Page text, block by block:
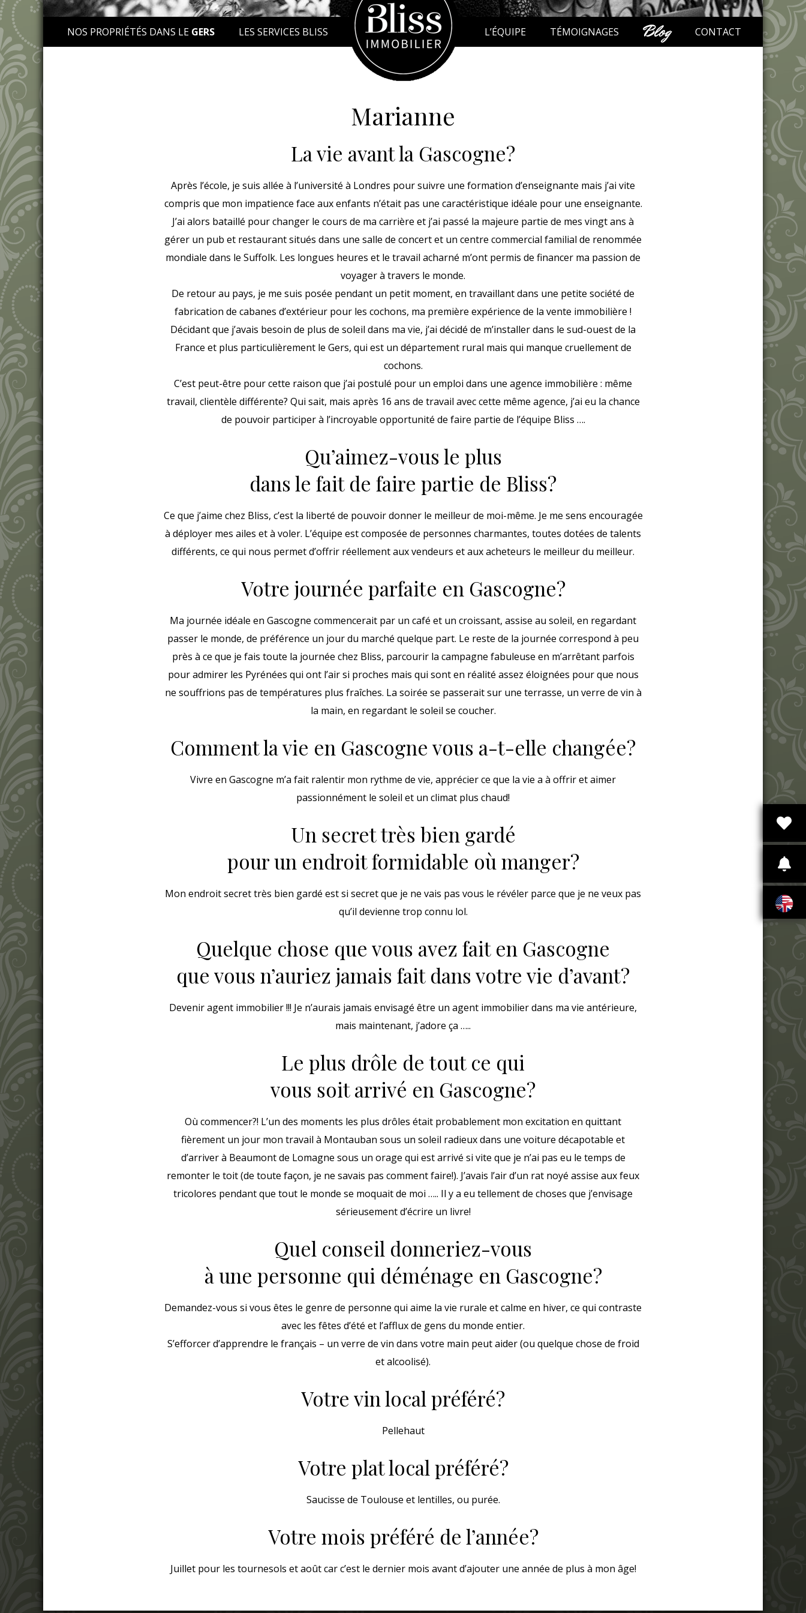
NOS PROPRIÉTÉS DANS LE GERS LES SERVICES BLISS L’ÉQUIPE TÉMOIGNAGES Blog CONTACT
Marianne
La vie avant la Gascogne?
Après l’école, je suis allée à l’université à Londres pour suivre une formation d’enseignante mais j’ai vite
compris que mon impatience face aux enfants n’était pas une caractéristique idéale pour une enseignante.
J’ai alors bataillé pour changer le cours de ma carrière et j’ai passé la majeure partie de mes vingt ans à
gérer un pub et restaurant situés dans une salle de concert et un centre commercial familial de renommée
mondiale dans le Suffolk. Les longues heures et le travail acharné m’ont permis de financer ma passion de
voyager à travers le monde.
De retour au pays, je me suis posée pendant un petit moment, en travaillant dans une petite société de
fabrication de cabanes d’extérieur pour les cochons, ma première expérience de la vente immobilière !
Décidant que j’avais besoin de plus de soleil dans ma vie, j’ai décidé de m’installer dans le sud-ouest de la
France et plus particulièrement le Gers, qui est un département rural mais qui manque cruellement de
cochons.
C’est peut-être pour cette raison que j’ai postulé pour un emploi dans une agence immobilière : même
travail, clientèle différente? Qui sait, mais après 16 ans de travail avec cette même agence, j’ai eu la chance
de pouvoir participer à l’incroyable opportunité de faire partie de l’équipe Bliss ….
Qu’aimez-vous le plus
dans le fait de faire partie de Bliss?
Ce que j’aime chez Bliss, c’est la liberté de pouvoir donner le meilleur de moi-même. Je me sens encouragée
à déployer mes ailes et à voler. L’équipe est composée de personnes charmantes, toutes dotées de talents
différents, ce qui nous permet d’offrir réellement aux vendeurs et aux acheteurs le meilleur du meilleur.
Votre journée parfaite en Gascogne?
Ma journée idéale en Gascogne commencerait par un café et un croissant, assise au soleil, en regardant
passer le monde, de préférence un jour du marché quelque part. Le reste de la journée correspond à peu
près à ce que je fais toute la journée chez Bliss, parcourir la campagne fabuleuse en m’arrêtant parfois
pour admirer les Pyrénées qui ont l’air si proches mais qui sont en réalité assez éloignées pour que nous
ne souffrions pas de températures plus fraîches. La soirée se passerait sur une terrasse, un verre de vin à
la main, en regardant le soleil se coucher.
Comment la vie en Gascogne vous a-t-elle changée?
Vivre en Gascogne m’a fait ralentir mon rythme de vie, apprécier ce que la vie a à offrir et aimer
passionnément le soleil et un climat plus chaud!
Un secret très bien gardé
pour un endroit formidable où manger?
Mon endroit secret très bien gardé est si secret que je ne vais pas vous le révéler parce que je ne veux pas
qu’il devienne trop connu lol.
Quelque chose que vous avez fait en Gascogne
que vous n’auriez jamais fait dans votre vie d’avant?
Devenir agent immobilier !!! Je n’aurais jamais envisagé être un agent immobilier dans ma vie antérieure,
mais maintenant, j’adore ça …..
Le plus drôle de tout ce qui
vous soit arrivé en Gascogne?
Où commencer?! L’un des moments les plus drôles était probablement mon excitation en quittant
fièrement un jour mon travail à Montauban sous un soleil radieux dans une voiture décapotable et
d’arriver à Beaumont de Lomagne sous un orage qui est arrivé si vite que je n’ai pas eu le temps de
remonter le toit (de toute façon, je ne savais pas comment faire!). J’avais l’air d’un rat noyé assise aux feux
tricolores pendant que tout le monde se moquait de moi ….. Il y a eu tellement de choses que j’envisage
sérieusement d’écrire un livre!
Quel conseil donneriez-vous
à une personne qui déménage en Gascogne?
Demandez-vous si vous êtes le genre de personne qui aime la vie rurale et calme en hiver, ce qui contraste
avec les fêtes d’été et l’afflux de gens du monde entier.
S’efforcer d’apprendre le français – un verre de vin dans votre main peut aider (ou quelque chose de froid
et alcoolisé).
Votre vin local préféré?
Pellehaut
Votre plat local préféré?
Saucisse de Toulouse et lentilles, ou purée.
Votre mois préféré de l’année?
Juillet pour les tournesols et août car c’est le dernier mois avant d’ajouter une année de plus à mon âge!